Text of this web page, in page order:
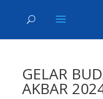
GELAR
AKBAR